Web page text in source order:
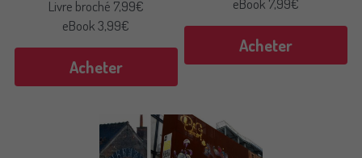
Livre broché 7,99€
eBook 3,99€
Acheter
eBook 7,99€
Acheter